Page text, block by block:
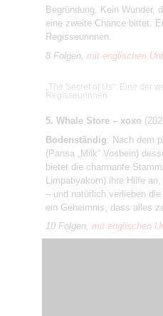
Begründung. Kein Wunder,
eine zweite Chance bittet.
Regisseurinnen.
8 Folgen, mit englischen
„The Secret of Us“: Eine der
Regisseurinnen
5. Whale Store – xoxo
Bodenständig: Nach dem
(Pansa „Milk“ Vosbein)
bietet die charmante
Limpatiyakorn) ihre Hilfe
– und natürlich verlieben
ein Geheimnis, dass alles
10 Folgen, mit englischen